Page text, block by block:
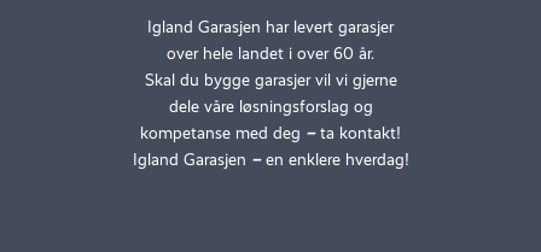
Igland Garasjen har levert garasjer
over hele landet i over 60 år.
Skal du bygge garasjer vil vi gjerne
dele våre løsningsforslag og
kompetanse med deg –ta kontakt!
Igland Garasjen –en enklere hverdag!